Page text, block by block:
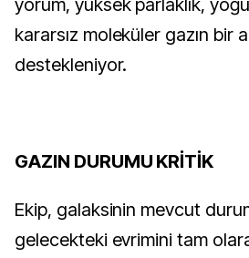
yorum, yüksek parlaklık,
kararsız moleküler gazın bir
destekleniyor.
GAZIN DURUMU KRİTİK
Ekip, galaksinin mevcut
gelecekteki evrimini tam